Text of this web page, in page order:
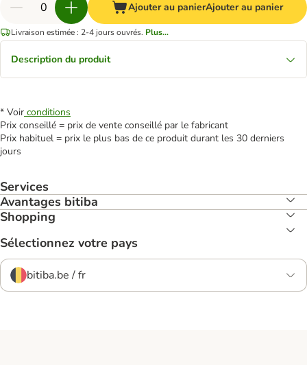
Ajouter au panierAjouter au panier
Livraison estimée : 2-4 jours ouvrés. Plus...
Description du produit
* Voir conditions
Prix conseillé = prix de vente conseillé par le fabricant
Prix habituel = prix le plus bas de ce produit durant les 30 derniers
jours
Services
Avantages bitiba
Shopping
Sélectionnez votre pays
bitiba.be / fr